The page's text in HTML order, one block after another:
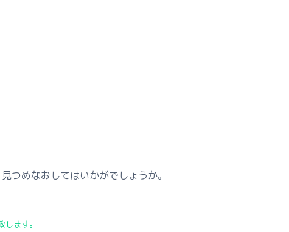
つめなおしてはいかがでしょうか。
ます。